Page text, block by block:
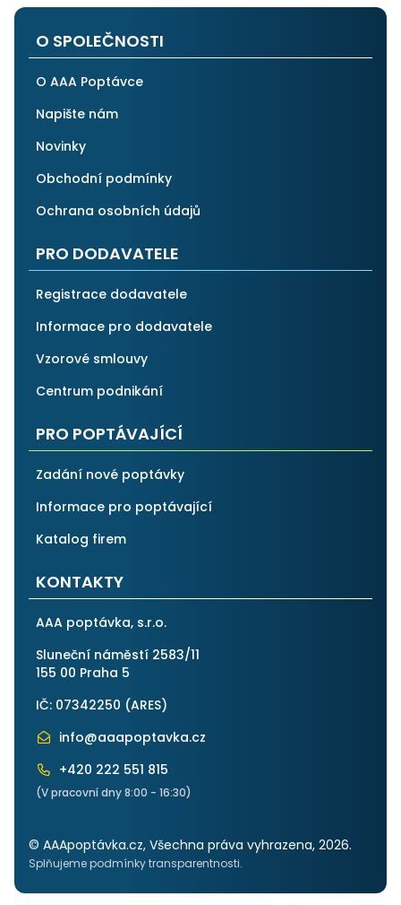
O SPOLEČNOSTI
O AAA Poptávce
Napište nám
Novinky
Obchodní podmínky
Ochrana osobních údajů
PRO DODAVATELE
Registrace dodavatele
Informace pro dodavatele
Vzorové smlouvy
Centrum podnikání
PRO POPTÁVAJÍCÍ
Zadání nové poptávky
Informace pro poptávající
Katalog firem
KONTAKTY
AAA poptávka, s.r.o.
Sluneční náměstí 2583/11
155 00 Praha 5
IČ: 07342250 (ARES)
info@aaapoptavka.cz
+420 222 551 815
(V pracovní dny 8:00 - 16:30)
© AAApoptávka.cz, Všechna práva vyhrazena, 2026.
Splňujeme podmínky transparentnosti.